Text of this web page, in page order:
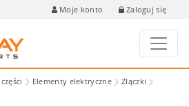
Moje konto Zaloguj się
Elementy elektryczne
Złączki